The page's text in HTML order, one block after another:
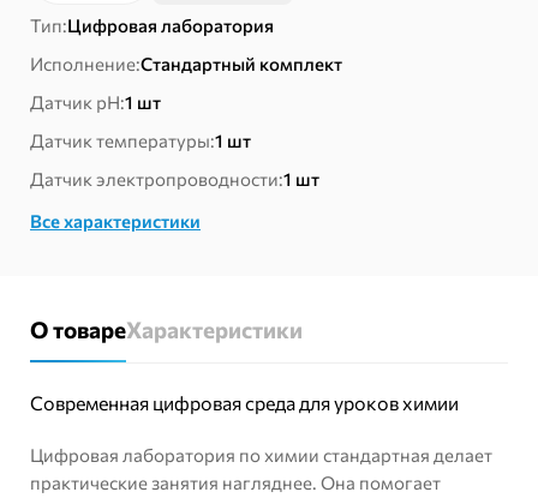
Цифровая
лаборатория
химии
стандартная
Тип:Цифровая лаборатория
Исполнение:Стандартный комплект
Датчик pH:1 шт
Датчик температуры:1 шт
Датчик электропроводности:1 шт
Все характеристики
О товареХарактеристики
Современная цифровая среда для уроков химии
Цифровая лаборатория по химии стандартная делает
практические занятия нагляднее. Она помогает